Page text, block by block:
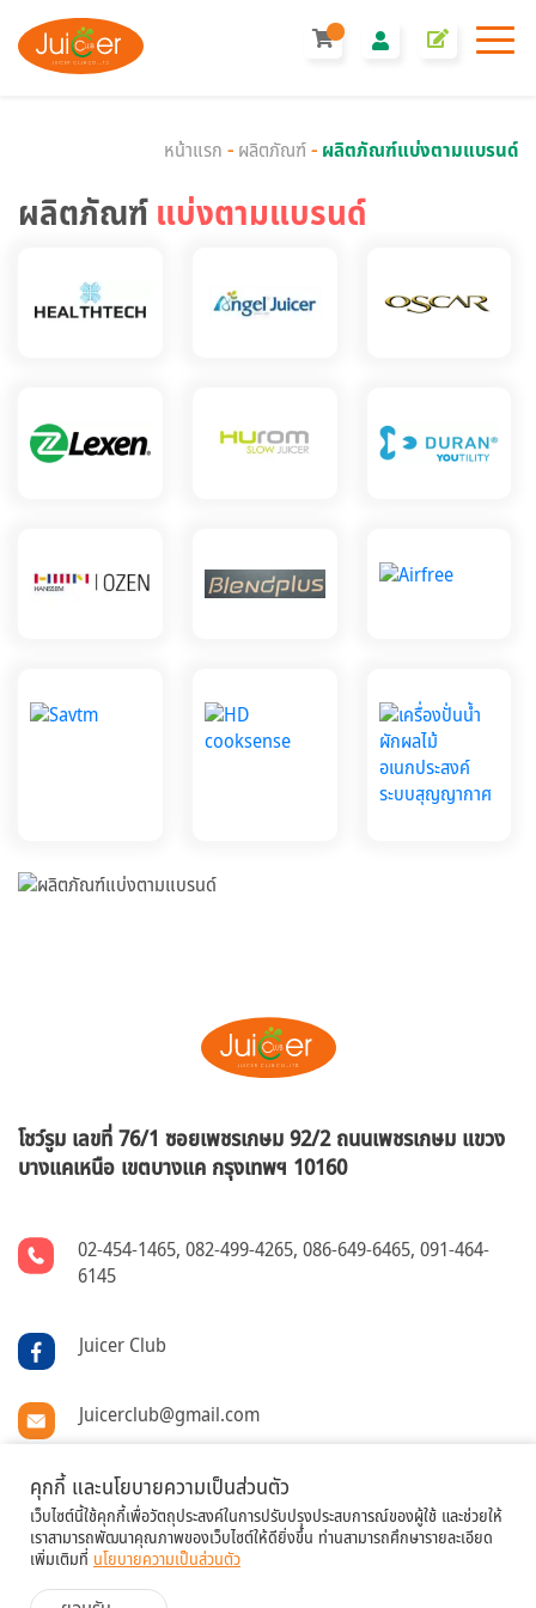
หน้าแรก - ผลิตภัณฑ์- ผลิตภัณฑ์แบ่งตามแบรนด์
ผลิตภัณฑ์แบ่งตามแบรนด์
โชว์รูม เลขที่ 76/1 ซอยเพชรเกษม 92/2 ถนนเพชรเกษม แขวง
บางแคเหนือ เขตบางแค กรุงเทพฯ 10160
02-454-1465,082-499-4265,086-649-6465,091-464-
6145
Juicer Club
Juicerclub@gmail.com
@juicerclub
คุกกี้ และนโยบายความเป็นส่วนตัว
เว็บไซต์นี้ใช้คุกกี้เพื่อวัตถุประสงค์ในการปรับปรุงประสบการณ์ของผู้ใช้ และช่วยให้
เราสามารถพัฒนาคุณภาพของเว็บไซต์ให้ดียิ่งขึ้น ท่านสามารถศึกษารายละเอียด
เพิ่มเติมที่ นโยบายความเป็นส่วนตัว